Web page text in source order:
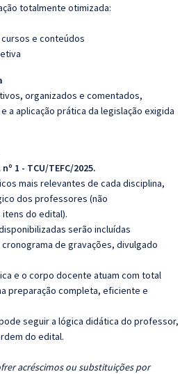
totalmente otimizada:
e conteúdos
organizados e comentados,
a aplicação prática da legislação exigida
1 - TCU/TEFC/2025.
mais relevantes de cada disciplina,
dos professores (não
do edital).
serão incluídas
de gravações, divulgado
e o corpo docente atuam com total
preparação completa, eficiente e
seguir a lógica didática do professor,
do edital.
acréscimos ou substituições por